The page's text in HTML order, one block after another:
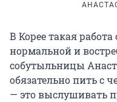
В Корее такая
нормальной и
собутыльницы
обязательно пить с
— это выслушивать